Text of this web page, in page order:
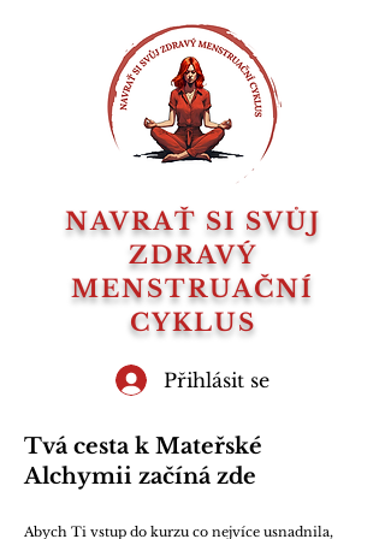
NAVRAŤ SI SVŮJ
ZDRAVÝ
MENSTRUAČNÍ
CYKLUS
Přihlásit se
Tvá cesta k Mateřské
Alchymii začíná zde
Abych Ti vstup do kurzu co nejvíce usnadnila,